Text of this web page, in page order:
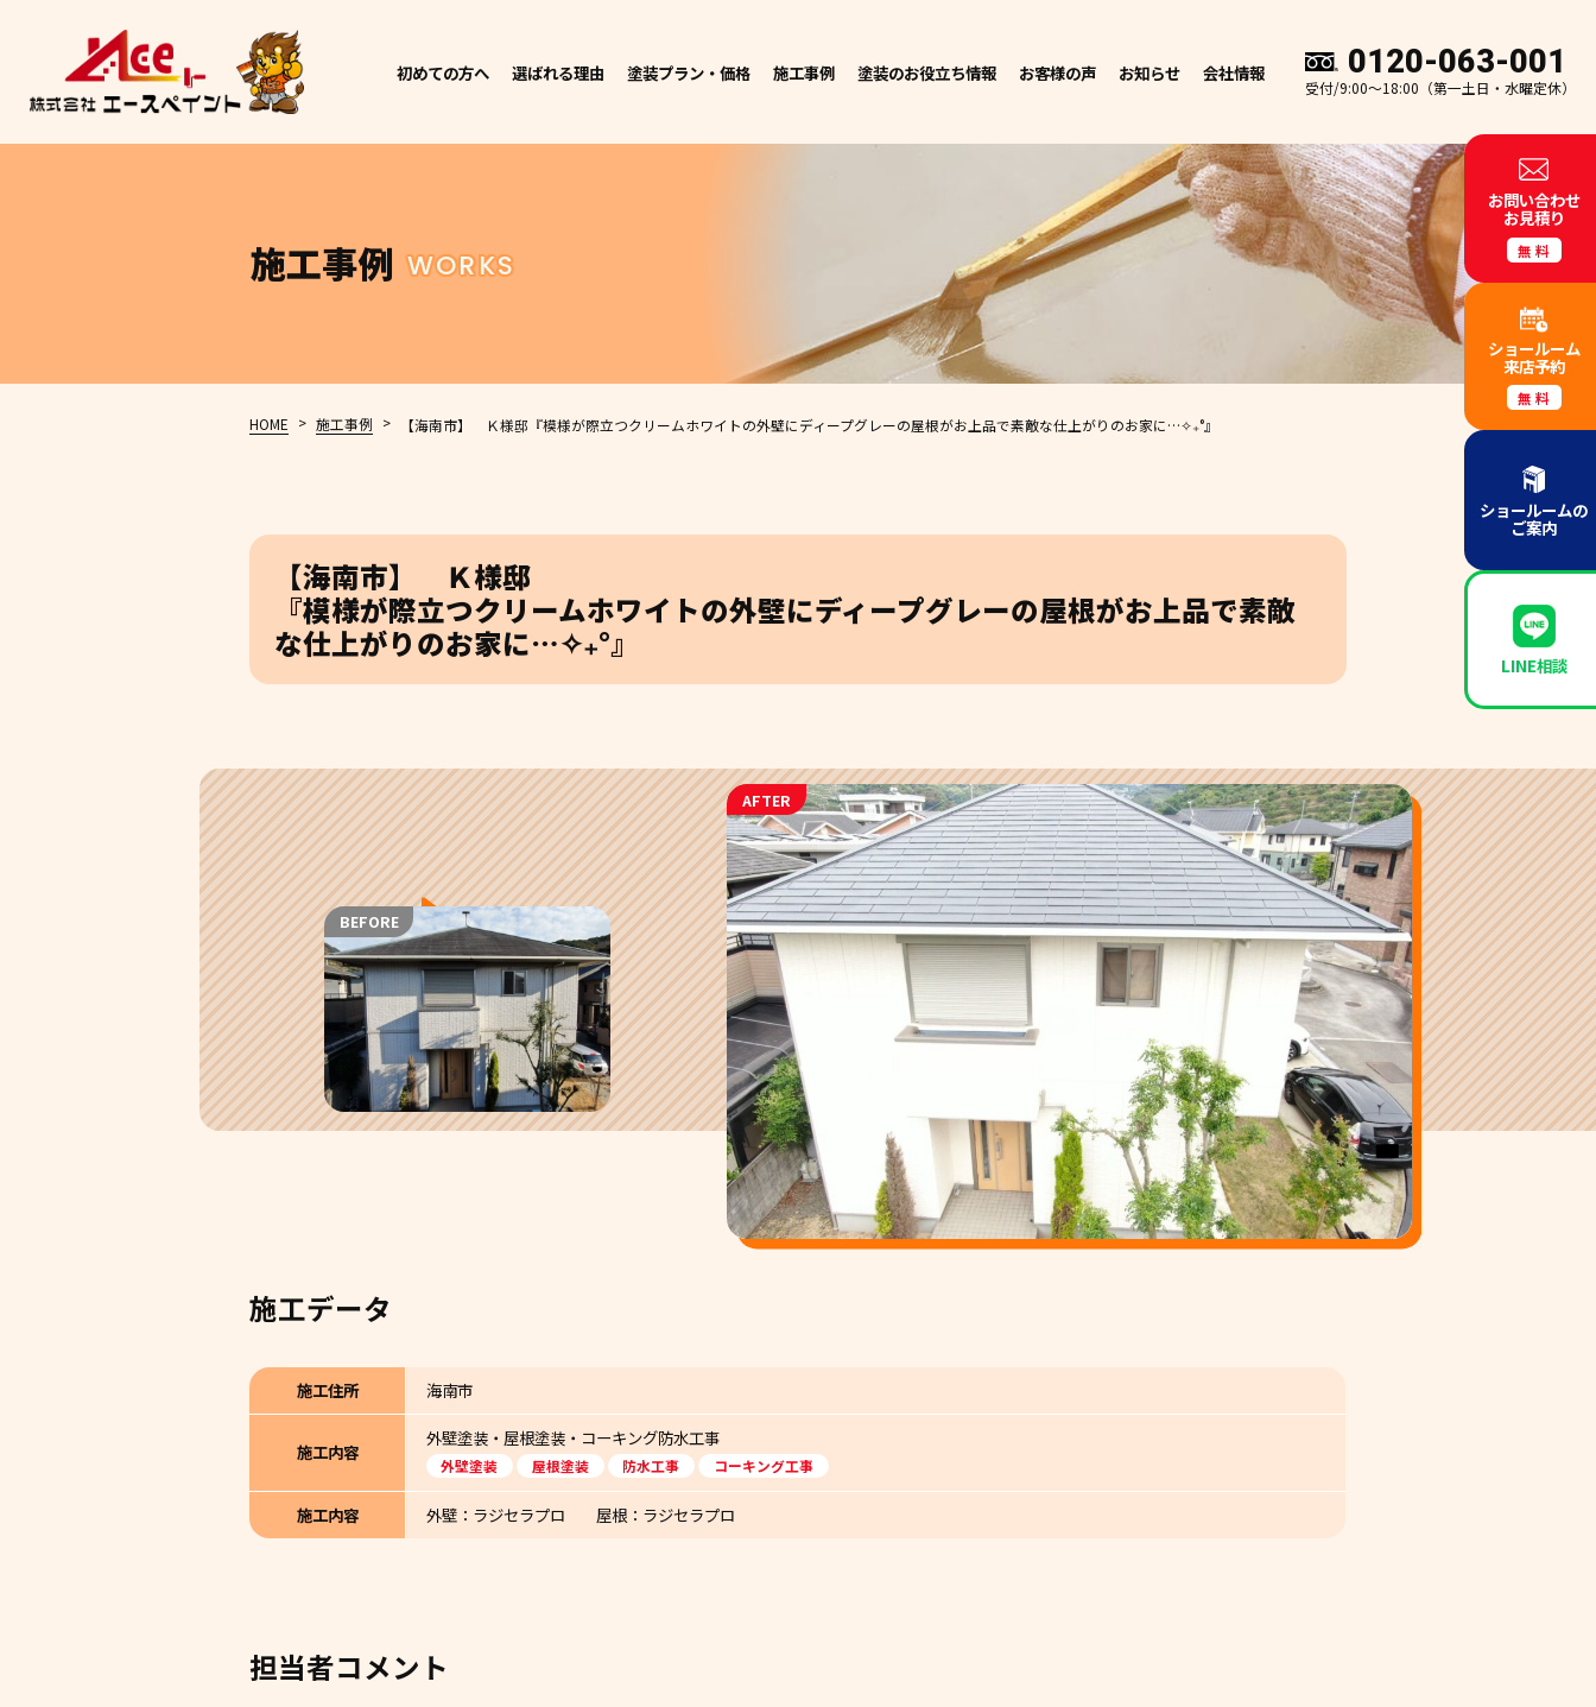
初めての方へ 選ばれる理由 塗装プラン・価格 施工事例 塗装のお役立ち情報 お客様の声 お知らせ 会社情報 0120-063-001
受付/9:00～18:00（第一土日・水曜定休）
施工事例 WORKS
HOME > 施工事例 > 【海南市】 Ｋ様邸 『模様が際立つクリームホワイトの外壁にディープグレーの屋根がお上品で素敵な仕上がりのお家に…✧₊°』
【海南市】 Ｋ様邸
『模様が際立つクリームホワイトの外壁にディープグレーの屋根がお上品で素敵
な仕上がりのお家に…✧₊°』
BEFORE
AFTER
施工データ
施工住所 海南市
施工内容
外壁塗装・屋根塗装・コーキング防水工事
外壁塗装 屋根塗装 防水工事 コーキング工事
施工内容 外壁：ラジセラプロ 屋根：ラジセラプロ
担当者コメント
お問い合わせ
お見積り
無料
ショールーム
来店予約
無料
ショールームの
ご案内
LINE相談